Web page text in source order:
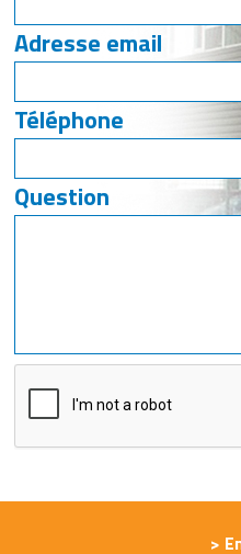
Adresse email
Téléphone
Question